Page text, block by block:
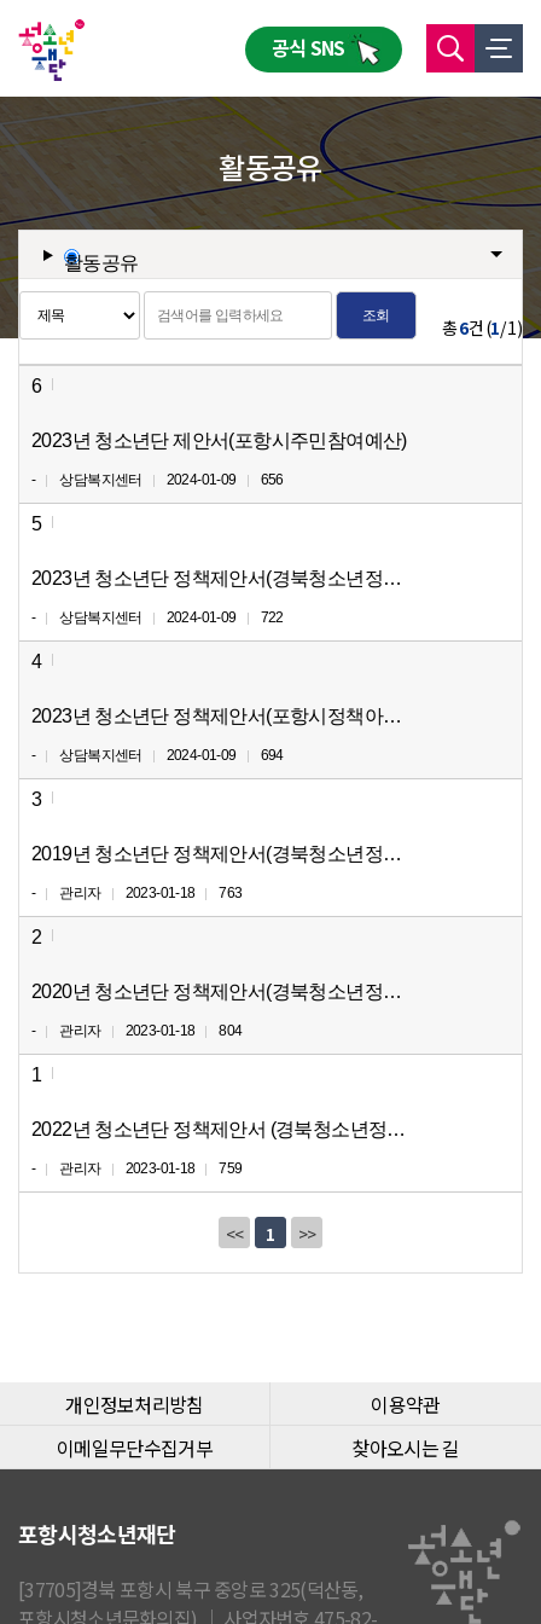
공식 SNS
활동공유
조회 총6건 (1/ 1)
6
2023년 청소년단 제안서(포항시주민참여예산)
- 상담복지센터 2024-01-09 656
5
2023년 청소년단 정책제안서(경북청소년정책제안대회 우수상)
- 상담복지센터 2024-01-09 722
4
2023년 청소년단 정책제안서(포항시정책아이디어대회 최우수
- 상담복지센터 2024-01-09 694
3
2019년 청소년단 정책제안서(경북청소년정책제안대회 장려상)
- 관리자 2023-01-18 763
2
2020년 청소년단 정책제안서(경북청소년정책제안대회 최우수
- 관리자 2023-01-18 804
1
2022년 청소년단 정책제안서 (경북청소년정책제안대회 우수
- 관리자 2023-01-18 759
<< 1 >>
개인정보처리방침
이용약관
이메일무단수집거부
찾아오시는 길
포항시청소년재단
[37705]경북 포항시 북구 중앙로 325(덕산동,
포항시청소년문화의집) │ 사업자번호 475-82-